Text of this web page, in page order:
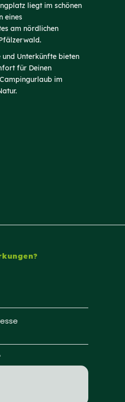
liegt im schönen
eines
am nördlichen
und Unterkünfte bieten
für Deinen
im